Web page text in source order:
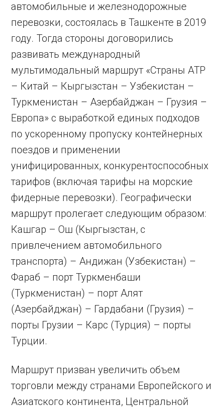
автомобильные и железнодорожные
перевозки, состоялась в Ташкенте в 2019
году. Тогда стороны договорились
развивать международный
мультимодальный маршрут «Страны АТР
– Китай – Кыргызстан – Узбекистан –
Туркменистан – Азербайджан – Грузия –
Европа» с выработкой единых подходов
по ускоренному пропуску контейнерных
поездов и применении
унифицированных, конкурентоспособных
тарифов (включая тарифы на морские
фидерные перевозки). Географически
маршрут пролегает следующим образом:
Кашгар – Ош (Кыргызстан, с
привлечением автомобильного
транспорта) – Андижан (Узбекистан) –
Фараб – порт Туркменбаши
(Туркменистан) – порт Алят
(Азербайджан) – Гардабани (Грузия) –
порты Грузии – Карс (Турция) – порты
Турции.
Маршрут призван увеличить объем
торговли между странами Европейского и
Азиатского континента, Центральной